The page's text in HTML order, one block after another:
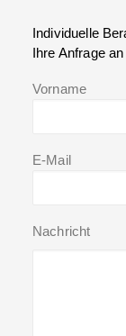
Individuelle
Ihre Anfrage
Vorname
E-Mail
Nachricht